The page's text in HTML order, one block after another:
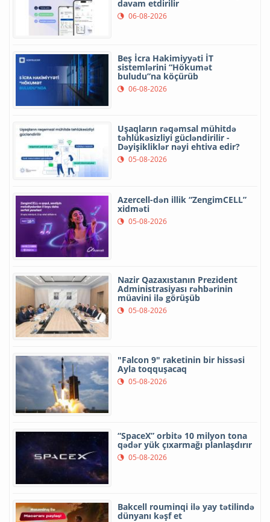
davam etdirilir
06-08-2026
Beş İcra Hakimiyyəti İT
sistemlərini “Hökumət
buludu”na köçürüb
06-08-2026
Uşaqların rəqəmsal mühitdə
təhlükəsizliyi gücləndirilir -
Dəyişikliklər nəyi ehtiva edir?
05-08-2026
Azercell-dən illik “ZengimCELL”
xidməti
05-08-2026
Nazir Qazaxıstanın Prezident
Administrasiyası rəhbərinin
müavini ilə görüşüb
05-08-2026
"Falcon 9" raketinin bir hissəsi
Ayla toqquşacaq
05-08-2026
“SpaceX” orbitə 10 milyon tona
qədər yük çıxarmağı planlaşdırır
05-08-2026
Bakcell rouminqi ilə yay tətilində
dünyanı kəşf et